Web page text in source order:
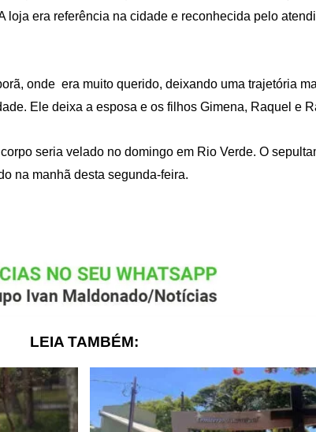
loja era referência na cidade e reconhecida pelo
onde era muito querido, deixando uma trajetória
Ele deixa a esposa e os filhos Gimena, Raquel e
seria velado no domingo em Rio Verde. O
na manhã desta segunda-feira.
LEIA TAMBÉM: